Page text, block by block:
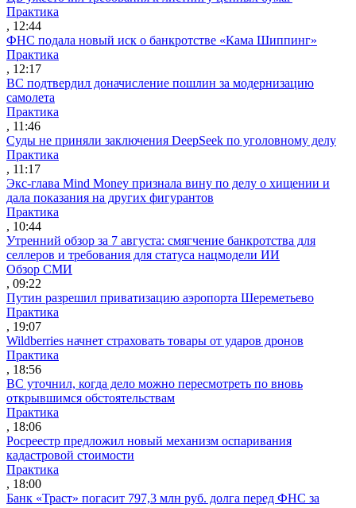
Практика
, 12:44
ФНС подала новый иск о банкротстве «Кама Шиппинг»
Практика
, 12:17
ВС подтвердил доначисление пошлин за модернизацию
самолета
Практика
, 11:46
Суды не приняли заключения DeepSeek по уголовному делу
Практика
, 11:17
Экс-глава Mind Money признала вину по делу о хищении и
дала показания на других фигурантов
Практика
, 10:44
Утренний обзор за 7 августа: смягчение банкротства для
селлеров и требования для статуса нацмодели ИИ
Обзор СМИ
, 09:22
Путин разрешил приватизацию аэропорта Шереметьево
Практика
, 19:07
Wildberries начнет страховать товары от ударов дронов
Практика
, 18:56
ВС уточнил, когда дело можно пересмотреть по вновь
открывшимся обстоятельствам
Практика
, 18:06
Росреестр предложил новый механизм оспаривания
кадастровой стоимости
Практика
, 18:00
Банк «Траст» погасит 797,3 млн руб. долга перед ФНС за